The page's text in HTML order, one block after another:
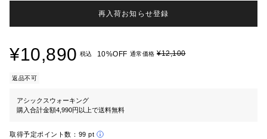
再入荷お知らせ登録
¥10,890 税込 10%OFF 通常価格 ¥12,100
返品不可
アシックスウォーキング
購入合計金額4,990円以上で送料無料
取得予定ポイント数： 99 pt